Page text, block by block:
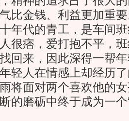
比金钱、利益更加重
年代的青工，是车间
很痞，爱打抱不平，
回来，因此深得一帮
轻人在情感上却经历
将面对两个喜欢他的
的磨砺中终于成为一个